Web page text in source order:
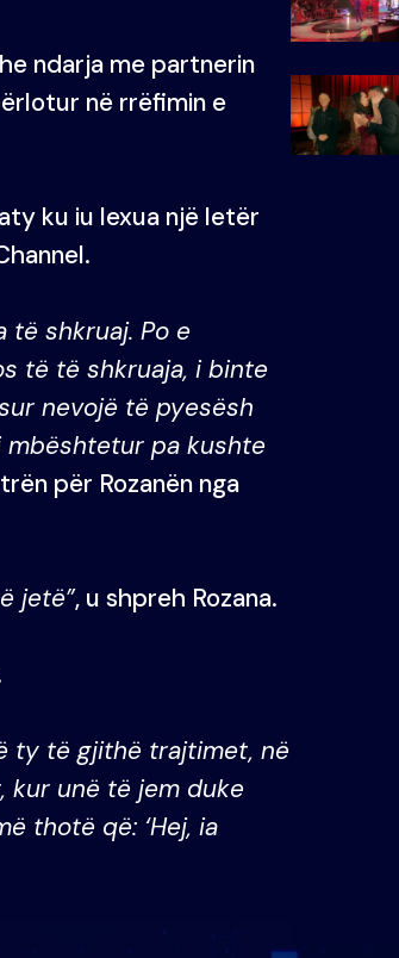
ndarja me partnerin
në rrëfimin e
ku iu lexua një letër
të shkruaj. Po e
të të shkruaja, i binte
nevojë të pyesësh
mbështetur pa kushte
për Rozanën nga
jetë”, u shpreh Rozana.
ty të gjithë trajtimet, në
kur unë të jem duke
thotë që: ‘Hej, ia